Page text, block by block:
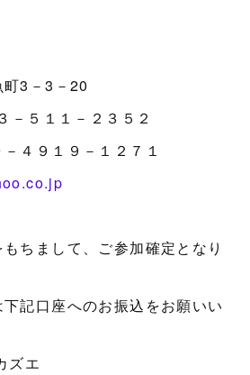
3－3－20
１１－２３５２
４９１９－１２７１
ちまして、ご参加確定となり
記口座へのお振込をお願いい
ズエ